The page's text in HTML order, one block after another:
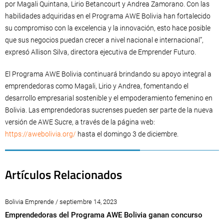
por Magali Quintana, Lirio Betancourt y Andrea Zamorano. Con las
habilidades adquiridas en el Programa AWE Bolivia han fortalecido
su compromiso con la excelencia y la innovación, esto hace posible
que sus negocios puedan crecer a nivel nacional e internacional”,
expresó Allison Silva, directora ejecutiva de Emprender Futuro.
El Programa AWE Bolivia continuará brindando su apoyo integral a
emprendedoras como Magali, Lirio y Andrea, fomentando el
desarrollo empresarial sostenible y el empoderamiento femenino en
Bolivia. Las emprendedoras sucrenses pueden ser parte de la nueva
versión de AWE Sucre, a través de la página web:
https://awebolivia.org/ hasta el domingo 3 de diciembre.
Artículos Relacionados
Bolivia Emprende / septiembre 14, 2023
Emprendedoras del Programa AWE Bolivia ganan concurso